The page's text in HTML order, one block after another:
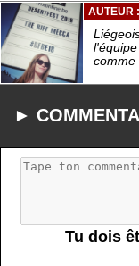
AUTEUR
comme
►
Tu dois